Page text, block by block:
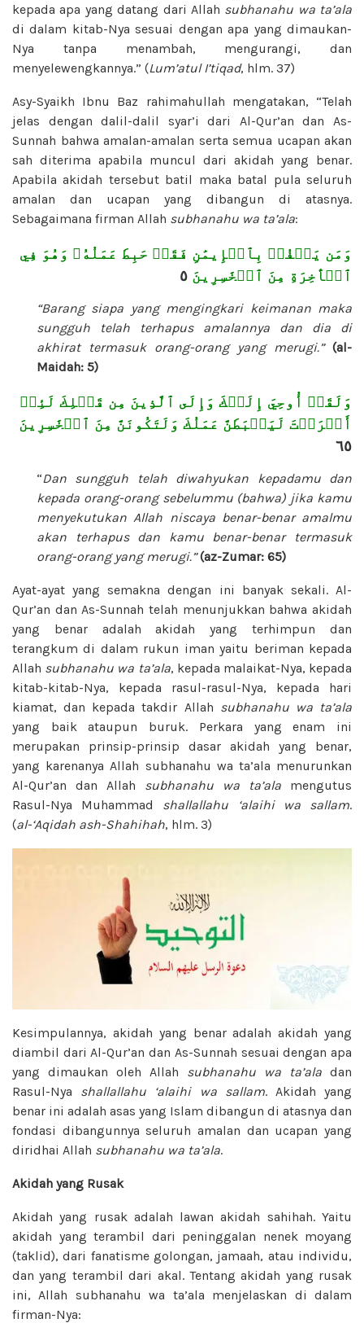
kepada apa yang datang dari Allah subhanahu wa ta’ala
di dalam kitab-Nya sesuai dengan apa yang dimaukan-
Nya tanpa menambah, mengurangi, dan
menyelewengkannya.” (Lum’atul I’tiqad, hlm. 37)
Asy-Syaikh Ibnu Baz rahimahullah mengatakan, “Telah
jelas dengan dalil-dalil syar’i dari Al-Qur’an dan As-
Sunnah bahwa amalan-amalan serta semua ucapan akan
sah diterima apabila muncul dari akidah yang benar.
Apabila akidah tersebut batil maka batal pula seluruh
amalan dan ucapan yang dibangun di atasnya.
Sebagaimana firman Allah subhanahu wa ta’ala:
وَمَن يَكۡفُرۡ بِٱلۡإِيمَٰنِ فَقَدۡ حَبِطَ عَمَلُهُۥ وَهُوَ فِي
ٱلۡأٓخِرَةِ مِنَ ٱلۡخَٰسِرِينَ
“Barang siapa yang mengingkari keimanan maka
sungguh telah terhapus amalannya dan dia di
akhirat termasuk orang-orang yang merugi.” (al-
Maidah: 5)
وَلَقَدۡ أُوحِيَ إِلَيۡكَ وَإِلَى ٱلَّذِينَ مِن قَبۡلِكَ لَئِنۡ
أَشۡرَكۡتَ لَيَحۡبَطَنَّ عَمَلُكَ وَلَتَكُونَنَّ مِنَ ٱلۡخَٰسِرِينَ
٦٥
“Dan sungguh telah diwahyukan kepadamu dan
kepada orang-orang sebelummu (bahwa) jika kamu
menyekutukan Allah niscaya benar-benar amalmu
akan terhapus dan kamu benar-benar termasuk
orang-orang yang merugi.” (az-Zumar: 65)
Ayat-ayat yang semakna dengan ini banyak sekali. Al-
Qur’an dan As-Sunnah telah menunjukkan bahwa akidah
yang benar adalah akidah yang terhimpun dan
terangkum di dalam rukun iman yaitu beriman kepada
Allah subhanahu wa ta’ala, kepada malaikat-Nya, kepada
kitab-kitab-Nya, kepada rasul-rasul-Nya, kepada hari
kiamat, dan kepada takdir Allah subhanahu wa ta’ala
yang baik ataupun buruk. Perkara yang enam ini
merupakan prinsip-prinsip dasar akidah yang benar,
yang karenanya Allah subhanahu wa ta’ala menurunkan
Al-Qur’an dan Allah subhanahu wa ta’ala mengutus
Rasul-Nya Muhammad shallallahu ‘alaihi wa sallam.
(al-‘Aqidah ash-Shahihah, hlm. 3)
Kesimpulannya, akidah yang benar adalah akidah yang
diambil dari Al-Qur’an dan As-Sunnah sesuai dengan apa
yang dimaukan oleh Allah subhanahu wa ta’ala dan
Rasul-Nya shallallahu ‘alaihi wa sallam. Akidah yang
benar ini adalah asas yang Islam dibangun di atasnya dan
fondasi dibangunnya seluruh amalan dan ucapan yang
diridhai Allah subhanahu wa ta’ala.
Akidah yang Rusak
Akidah yang rusak adalah lawan akidah sahihah. Yaitu
akidah yang terambil dari peninggalan nenek moyang
(taklid), dari fanatisme golongan, jamaah, atau individu,
dan yang terambil dari akal. Tentang akidah yang rusak
ini, Allah subhanahu wa ta’ala menjelaskan di dalam
firman-Nya: